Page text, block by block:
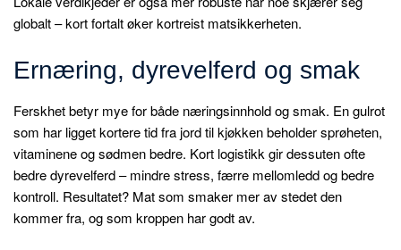
globalt – kort fortalt øker kortreist matsikkerheten.
Ernæring, dyrevelferd og smak
Ferskhet betyr mye for både næringsinnhold og smak. En gulrot
som har ligget kortere tid fra jord til kjøkken beholder sprøheten,
vitaminene og sødmen bedre. Kort logistikk gir dessuten ofte
bedre dyrevelferd – mindre stress, færre mellomledd og bedre
kontroll. Resultatet? Mat som smaker mer av stedet den
kommer fra, og som kroppen har godt av.